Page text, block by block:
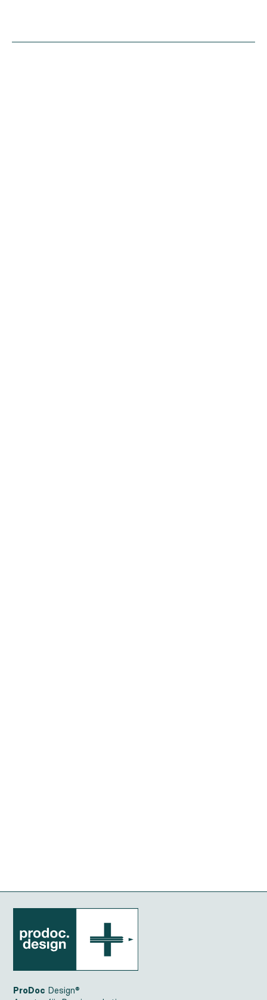
ProDoc Design®